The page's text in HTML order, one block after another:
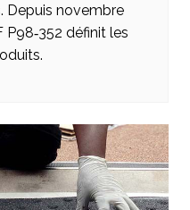
Depuis novembre
P98‑352 définit les